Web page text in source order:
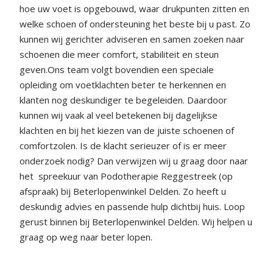
hoe uw voet is opgebouwd, waar drukpunten zitten en
welke schoen of ondersteuning het beste bij u past. Zo
kunnen wij gerichter adviseren en samen zoeken naar
schoenen die meer comfort, stabiliteit en steun
geven.Ons team volgt bovendien een speciale
opleiding om voetklachten beter te herkennen en
klanten nog deskundiger te begeleiden. Daardoor
kunnen wij vaak al veel betekenen bij dagelijkse
klachten en bij het kiezen van de juiste schoenen of
comfortzolen. Is de klacht serieuzer of is er meer
onderzoek nodig? Dan verwijzen wij u graag door naar
het spreekuur van Podotherapie Reggestreek (op
afspraak) bij Beterlopenwinkel Delden. Zo heeft u
deskundig advies en passende hulp dichtbij huis. Loop
gerust binnen bij Beterlopenwinkel Delden. Wij helpen u
graag op weg naar beter lopen.